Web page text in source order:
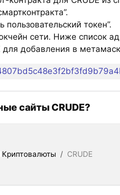
токен”.
сети. Ниже список
для добавления в
сайты CRUDE?
Криптовалюты / CRUDE